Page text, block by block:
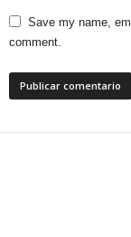
Save my name,
comment.